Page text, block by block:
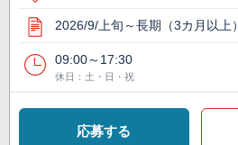
2026/9/上旬～長期（3カ月以上）
09:00～17:30
休日：土・日・祝
応募する